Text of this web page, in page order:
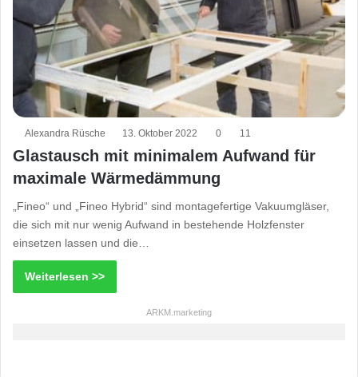
Alexandra Rüsche 13. Oktober 2022 0 11
Glastausch mit minimalem Aufwand für
maximale Wärmedämmung
„Fineo“ und „Fineo Hybrid“ sind montagefertige Vakuumgläser,
die sich mit nur wenig Aufwand in bestehende Holzfenster
einsetzen lassen und die…
Weiterlesen >>
ARKM.marketing